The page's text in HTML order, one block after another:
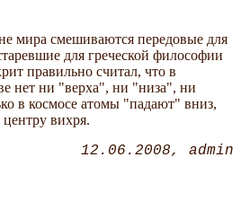
мира смешиваются передовые для
для греческой философии
правильно считал, что в
нет ни "верха", ни "низа", ни
в космосе атомы "падают" вниз,
вихря.
12.06.2008 admin